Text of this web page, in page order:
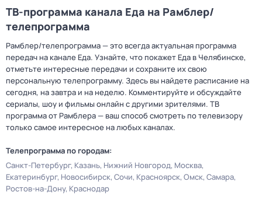
ТВ-программа канала Еда на Рамблер/
телепрограмма
Рамблер/телепрограмма — это всегда актуальная программа
передач на канале Еда. Узнайте, что покажет Еда в Челябинске,
отметьте интересные передачи и сохраните их свою
персональную телепрограмму. Здесь вы найдете расписание на
сегодня, на завтра и на неделю. Комментируйте и обсуждайте
сериалы, шоу и фильмы онлайн с другими зрителями. ТВ
программа от Рамблера — ваш способ смотреть по телевизору
только самое интересное на любых каналах.
Телепрограмма по городам:
Санкт-Петербург Казань Нижний Новгород Москва
Екатеринбург Новосибирск Сочи Красноярск Омск Самара
Ростов-на-Дону Краснодар